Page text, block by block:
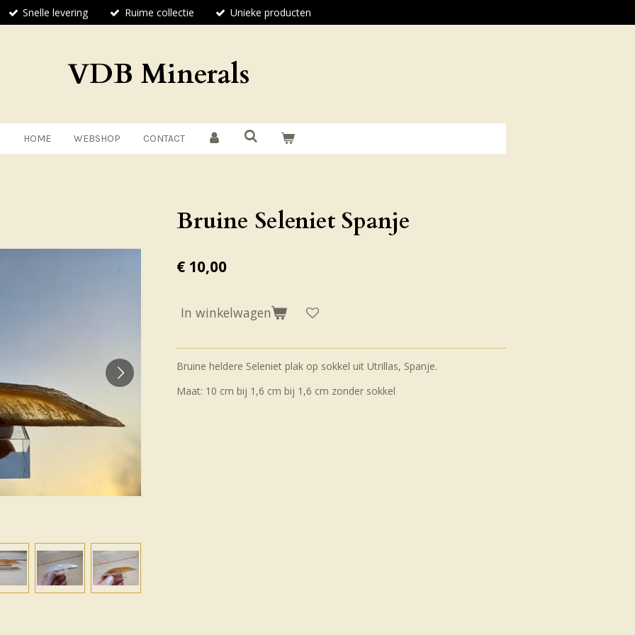
Snelle levering Ruime collectie Unieke producten
VDB Minerals
HOME WEBSHOP CONTACT
Bruine Seleniet Spanje
€ 10,00
In winkelwagen
Bruine heldere Seleniet plak op sokkel uit Utrillas, Spanje.
Maat: 10 cm bij 1,6 cm bij 1,6 cm zonder sokkel